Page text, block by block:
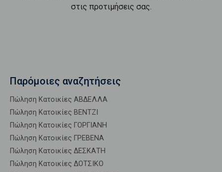
στις προτιμήσεις σας.
Παρόμοιες αναζητήσεις
Πώληση Κατοικίες ΑΒΔΕΛΛΑ
Πώληση Κατοικίες ΒΕΝΤΖΙ
Πώληση Κατοικίες ΓΟΡΓΙΑΝΗ
Πώληση Κατοικίες ΓΡΕΒΕΝΑ
Πώληση Κατοικίες ΔΕΣΚΑΤΗ
Πώληση Κατοικίες ΔΟΤΣΙΚΟ